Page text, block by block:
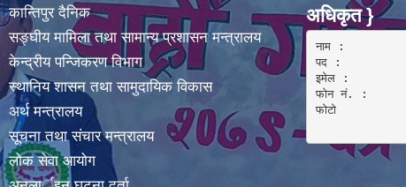
कान्तिपुर दैनिक
सङ्घीय मामिला तथा सामान्य प्रशासन मन्त्रालय
केन्द्रीय पन्जिकरण विभाग
स्थानिय शासन तथा सामुदायिक विकास
अर्थ मन्त्रालय
सूचना तथा संचार मन्त्रालय
लोक सेवा आयोग
अधिकृत }
नाम :
पद :
इमेल :
फोन नं. :
फोटो